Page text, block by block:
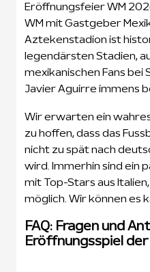
Eröffnungsfeier WM
WM mit Gastgeber
Aztekenstadion ist
legendärsten Stadien,
mexikanischen Fans bei
Javier Aguirre immens
Wir erwarten ein
zu hoffen, dass das
nicht zu spät nach
wird. Immerhin sind ein
mit Top-Stars aus
möglich. Wir können es
FAQ: Fragen und
Eröffnungsspiel